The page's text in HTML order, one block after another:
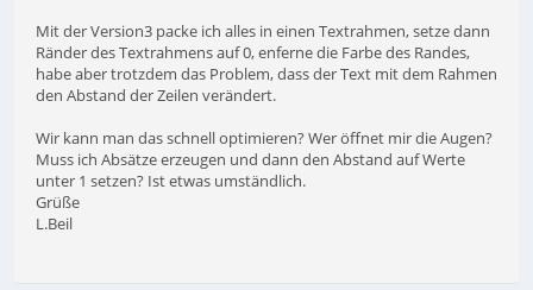
Mit der Version3 packe ich alles in einen Textrahmen, setze dann
Ränder des Textrahmens auf 0, enferne die Farbe des Randes,
habe aber trotzdem das Problem, dass der Text mit dem Rahmen
den Abstand der Zeilen verändert.
Wir kann man das schnell optimieren? Wer öffnet mir die Augen?
Muss ich Absätze erzeugen und dann den Abstand auf Werte
unter 1 setzen? Ist etwas umständlich.
Grüße
L.Beil